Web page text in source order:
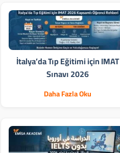
İtalya’da Tıp Eğitimi için IMAT
Sınavı 2026
Daha Fazla Oku